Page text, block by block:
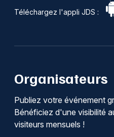
Téléchargez l'appli JDS :
Organisateurs
Publiez votre événement
Bénéficiez d'une visibilité
visiteurs mensuels !